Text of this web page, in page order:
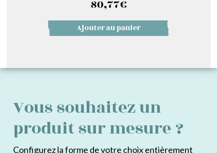
80,77€
Ajouter au panier
Vous souhaitez un
produit sur mesure ?
Configurez la forme de votre choix entièrement